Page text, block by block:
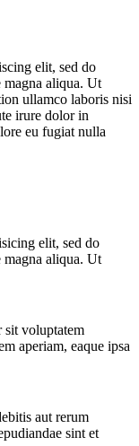
elit, sed do
aliqua. Ut
ullamco laboris nisi
irure dolor in
eu fugiat nulla
elit, sed do
aliqua. Ut
sit voluptatem
aperiam, eaque ipsa
aut rerum
sint et